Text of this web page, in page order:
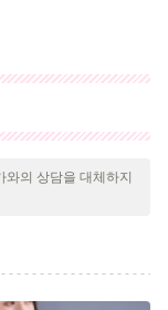
토되어 질의의 질,
처리되었습니다.
또는 과학적으로 정
birth weight.
와의 상담을 대체하지